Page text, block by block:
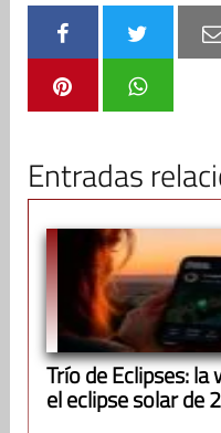
Entradas
Trío de Eclipses:
el eclipse solar de